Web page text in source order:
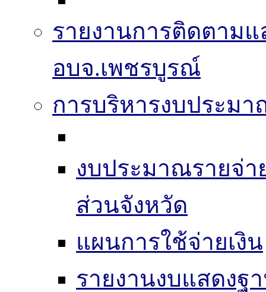
รายงานการติดตาม
อบจ.เพชรบูรณ์
การบริหารงบประม
งบประมาณรายจ่า
ส่วนจังหวัด
แผนการใช้จ่ายเงิน
รายงานงบแสดงฐ